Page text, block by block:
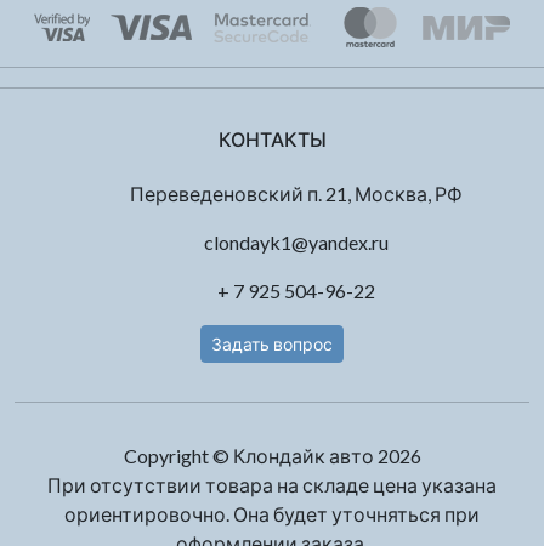
КОНТАКТЫ
Переведеновский п. 21, Москва, РФ
clondayk1@yandex.ru
+ 7 925 504-96-22
Задать вопрос
Copyright © Клондайк авто 2026
При отсутствии товара на складе цена указана
ориентировочно. Она будет уточняться при